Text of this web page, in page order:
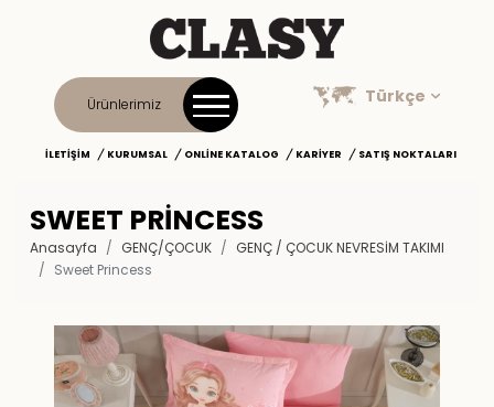
Ürünlerimiz Türkçe
İLETIŞIM KURUMSAL ONLINE KATALOG KARIYER SATIŞ NOKTALARI
SWEET PRINCESS
Anasayfa GENÇ/ÇOCUK
GENÇ / ÇOCUK NEVRESIM TAKIMI
Sweet Princess